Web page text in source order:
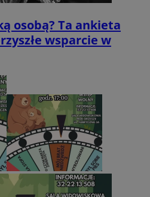
osobą? Ta ankieta
wsparcie w